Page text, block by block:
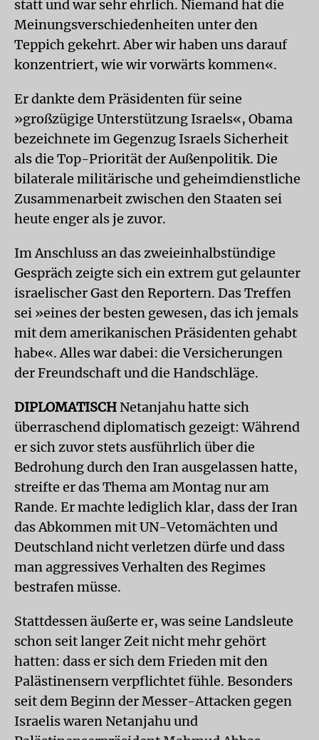
statt und war sehr ehrlich. Niemand hat die
Meinungsverschiedenheiten unter den
Teppich gekehrt. Aber wir haben uns darauf
konzentriert, wie wir vorwärts kommen«.
Er dankte dem Präsidenten für seine
»großzügige Unterstützung Israels«, Obama
bezeichnete im Gegenzug Israels Sicherheit
als die Top-Priorität der Außenpolitik. Die
bilaterale militärische und geheimdienstliche
Zusammenarbeit zwischen den Staaten sei
heute enger als je zuvor.
Im Anschluss an das zweieinhalbstündige
Gespräch zeigte sich ein extrem gut gelaunter
israelischer Gast den Reportern. Das Treffen
sei »eines der besten gewesen, das ich jemals
mit dem amerikanischen Präsidenten gehabt
habe«. Alles war dabei: die Versicherungen
der Freundschaft und die Handschläge.
DIPLOMATISCH Netanjahu hatte sich
überraschend diplomatisch gezeigt: Während
er sich zuvor stets ausführlich über die
Bedrohung durch den Iran ausgelassen hatte,
streifte er das Thema am Montag nur am
Rande. Er machte lediglich klar, dass der Iran
das Abkommen mit UN-Vetomächten und
Deutschland nicht verletzen dürfe und dass
man aggressives Verhalten des Regimes
bestrafen müsse.
Stattdessen äußerte er, was seine Landsleute
schon seit langer Zeit nicht mehr gehört
hatten: dass er sich dem Frieden mit den
Palästinensern verpflichtet fühle. Besonders
seit dem Beginn der Messer-Attacken gegen
Israelis waren Netanjahu und